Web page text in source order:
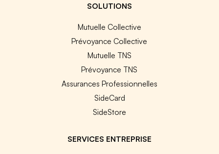
SOLUTIONS
Mutuelle Collective
Prévoyance Collective
Mutuelle TNS
Prévoyance TNS
Assurances Professionnelles
SideCard
SideStore
SERVICES ENTREPRISE